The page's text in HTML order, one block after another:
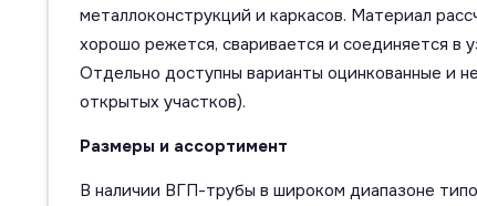
металлоконструкций и каркасов. Материал
хорошо режется, сваривается и соединяется в
Отдельно доступны варианты оцинкованные и
открытых участков).
Размеры и ассортимент
В наличии ВГП-трубы в широком диапазоне